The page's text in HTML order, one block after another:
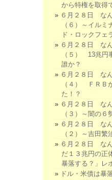
から特権を取得
６月２８日 な
（６）～イル
ド・ロックフェ
６月２８日 な
（５） 13兆円
誰か？
６月２８日 な
（４） ＦＲＢ
た！？
６月２８日 な
（３）～闇の６
６月２８日 な
（２）～吉田繁
６月２８日 な
だ１３兆円の正
暴落する？」レ
ドル・米債は暴